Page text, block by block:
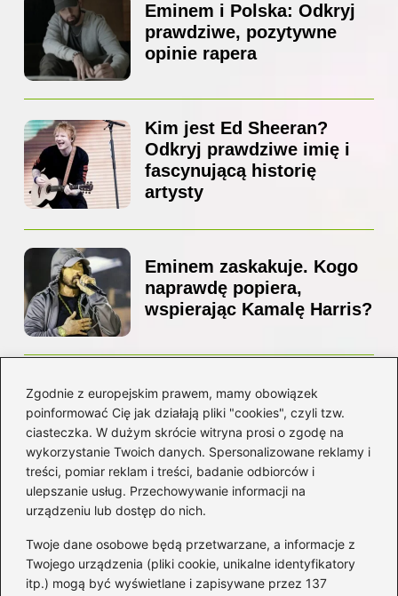
Zgodnie z europejskim prawem, mamy obowiązek
poinformować Cię jak działają pliki "cookies", czyli tzw.
ciasteczka. W dużym skrócie witryna prosi o zgodę na
wykorzystanie Twoich danych. Spersonalizowane reklamy i
treści, pomiar reklam i treści, badanie odbiorców i
ulepszanie usług. Przechowywanie informacji na
urządzeniu lub dostęp do nich.
Twoje dane osobowe będą przetwarzane, a informacje z
Twojego urządzenia (pliki cookie, unikalne identyfikatory
itp.) mogą być wyświetlane i zapisywane przez 137
Eminem i Polska: Odkryj
prawdziwe, pozytywne
opinie rapera
Kim jest Ed Sheeran?
Odkryj prawdziwe imię i
fascynującą historię
artysty
Eminem zaskakuje. Kogo
naprawdę popiera,
wspierając Kamalę Harris?
Z jakiego kraju pochodzi
Ed Sheeran? Poznaj jego
niezwykłą historię i
korzenie
Kategorie
Artyści (16)
Filmowa muzyka(101)